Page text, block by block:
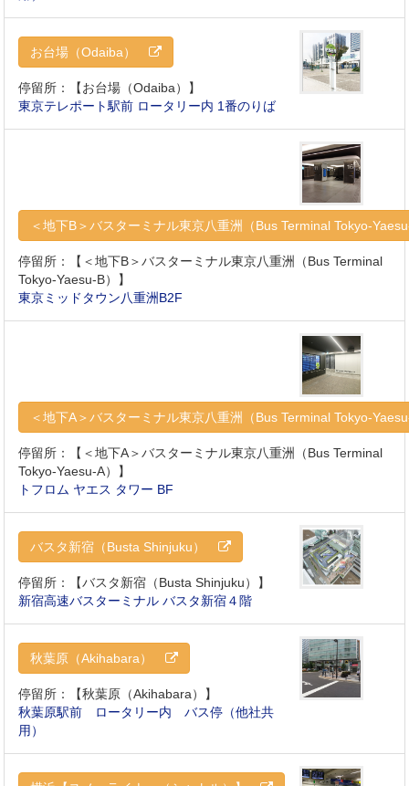
お台場（Odaiba）
停留所：【お台場（Odaiba）】
東京テレポート駅前 ロータリー内 1番のりば
＜地下B＞バスターミナル東京八重洲（Bus Terminal Tokyo-
停留所：【＜地下B＞バスターミナル東京八重洲（Bus Terminal
Tokyo-Yaesu-B）】
東京ミッドタウン八重洲B2F
＜地下A＞バスターミナル東京八重洲（Bus Terminal Tokyo-
停留所：【＜地下A＞バスターミナル東京八重洲（Bus Terminal
Tokyo-Yaesu-A）】
トフロム ヤエス タワー BF
バスタ新宿（Busta Shinjuku）
停留所：【バスタ新宿（Busta Shinjuku）】
新宿高速バスターミナル バスタ新宿４階
秋葉原（Akihabara）
停留所：【秋葉原（Akihabara）】
秋葉原駅前 ロータリー内 バス停（他社共
用）